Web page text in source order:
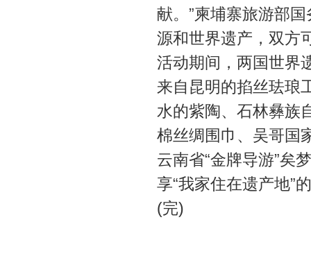
献。”柬埔寨旅游部
源和世界遗产，双方
活动期间，两国世界
来自昆明的掐丝珐琅
水的紫陶、石林彝族
棉丝绸围巾、吴哥国
云南省“金牌导游”矣
享“我家住在遗产地”
(完)